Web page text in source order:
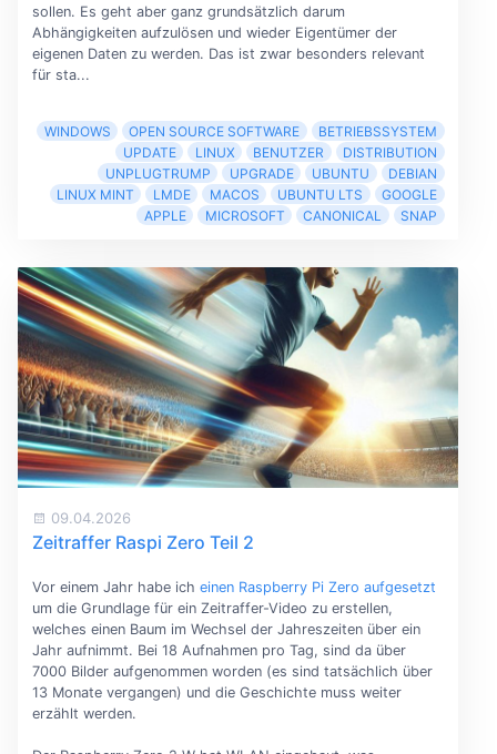
sollen. Es geht aber ganz grundsätzlich darum
Abhängigkeiten aufzulösen und wieder Eigentümer der
eigenen Daten zu werden. Das ist zwar besonders relevant
für sta...
WINDOWS OPEN SOURCE SOFTWARE
BETRIEBSSYSTEM
UPDATE
LINUX BENUTZER
DISTRIBUTION
UNPLUGTRUMP
UPGRADE UBUNTU
DEBIAN
LINUX MINT
LMDE MACOS UBUNTU LTS
GOOGLE
APPLE
MICROSOFT CANONICAL SNAP
09.04.2026
Zeitraffer Raspi Zero Teil 2
Vor einem Jahr habe ich einen Raspberry Pi Zero aufgesetzt
um die Grundlage für ein Zeitraffer-Video zu erstellen,
welches einen Baum im Wechsel der Jahreszeiten über ein
Jahr aufnimmt. Bei 18 Aufnahmen pro Tag, sind da über
7000 Bilder aufgenommen worden (es sind tatsächlich über
13 Monate vergangen) und die Geschichte muss weiter
erzählt werden.